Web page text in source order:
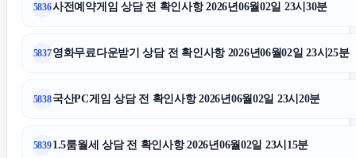
5836사전예약게임 상담 전 확인사항 2026년06월02일 23시30분
5837영화무료다운받기 상담 전 확인사항 2026년06월02일 23시25분
5838국산PC게임 상담 전 확인사항 2026년06월02일 23시20분
58391.5룸월세 상담 전 확인사항 2026년06월02일 23시15분